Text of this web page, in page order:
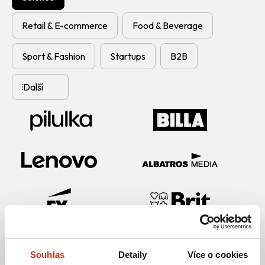
Souhlas Detaily Více o cookies
Retail & E-commerce Food & Beverage
Sport & Fashion Startups B2B
Další